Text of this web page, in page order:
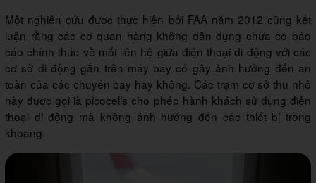
Một nghiên cứu được thực hiện bởi FAA năm 2012 cũng kết
luận rằng các cơ quan hàng không dân dụng chưa có báo
cáo chính thức về mối liên hệ giữa điện thoại di động với các
cơ sở di động gắn trên máy bay có gây ảnh hưởng đến an
toàn của các chuyến bay hay không. Các trạm cơ sở thu nhỏ
này được gọi là picocells cho phép hành khách sử dụng điện
thoại di động mà không ảnh hưởng đến các thiết bị trong
khoang.